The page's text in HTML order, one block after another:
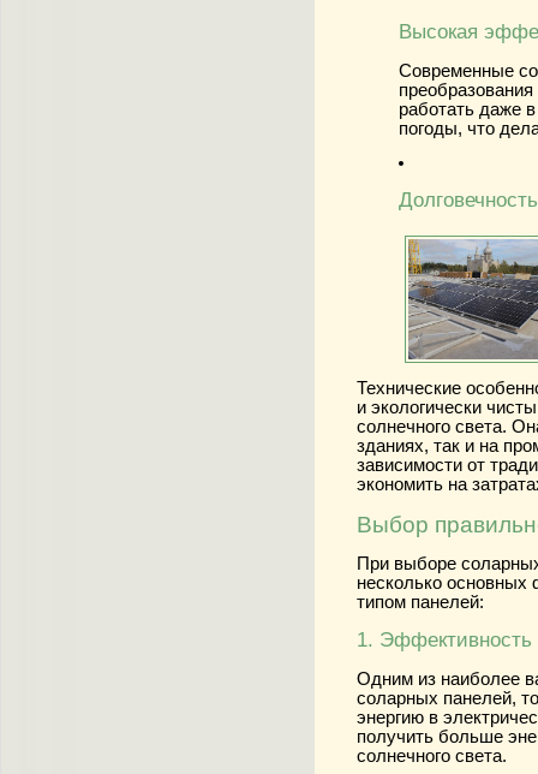
Высокая
Современные
работать даже
погоды, что
Технические
и экологически
солнечного света.
зданиях, так и на
зависимости от
экономить на
Выбор
При выборе
несколько основных
типом панелей:
1. Эффективность
Одним из наиболее
соларных панелей,
энергию в
получить больше
солнечного света.